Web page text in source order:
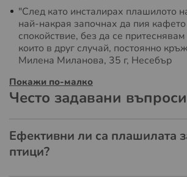
"След като инсталирах плашилото
най-накрая започнах да пия
спокойствие, без да се притеснявам
които в друг случай, постоянно
Милена Миланова, 35 г, Несебър
Покажи по-малко
Често задавани въпроси
Ефективни ли са плашилата
птици?